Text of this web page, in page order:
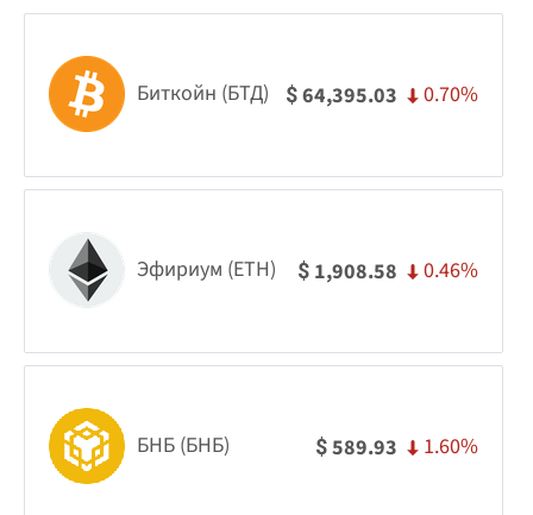
Биткойн (БТД) $64,395.03 0.70%
Эфириум (ETH) $ 1,908.58 0.46%
БНБ (БНБ) $589.93 1.60%